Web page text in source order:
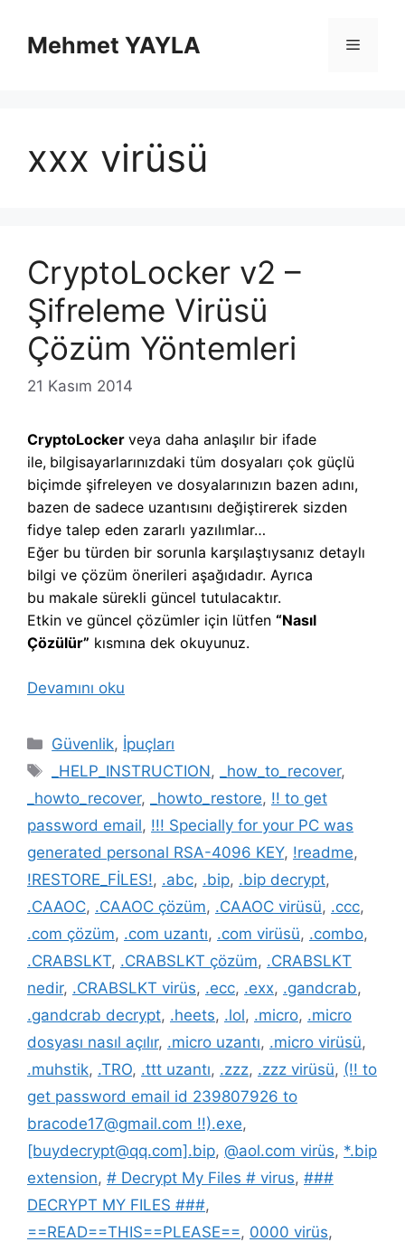
Mehmet YAYLA Menü
xxx virüsü
CryptoLocker v2 –
Şifreleme Virüsü
Çözüm Yöntemleri
21 Kasım 2014
CryptoLocker veya daha anlaşılır bir ifade
ile, bilgisayarlarınızdaki tüm dosyaları çok güçlü
biçimde şifreleyen ve dosyalarınızın bazen adını,
bazen de sadece uzantısını değiştirerek sizden
fidye talep eden zararlı yazılımlar…
Eğer bu türden bir sorunla karşılaştıysanız detaylı
bilgi ve çözüm önerileri aşağıdadır. Ayrıca
bu makale sürekli güncel tutulacaktır.
Etkin ve güncel çözümler için lütfen “Nasıl
Çözülür” kısmına dek okuyunuz.
Devamını oku
Kategoriler
Güvenlik, İpuçları
Etiketler
_HELP_INSTRUCTION, _how_to_recover,
_howto_recover, _howto_restore, !! to get
password email, !!! Specially for your PC was
generated personal RSA-4096 KEY, !readme,
!RESTORE_FİLES!, .abc, .bip, .bip decrypt,
.CAAOC, .CAAOC çözüm, .CAAOC virüsü, .ccc,
.com çözüm, .com uzantı, .com virüsü, .combo,
.CRABSLKT, .CRABSLKT çözüm, .CRABSLKT
nedir, .CRABSLKT virüs, .ecc, .exx, .gandcrab,
.gandcrab decrypt, .heets, .lol, .micro, .micro
dosyası nasıl açılır, .micro uzantı, .micro virüsü,
.muhstik, .TRO, .ttt uzantı, .zzz, .zzz virüsü, (!! to
get password email id 239807926 to
bracode17@gmail.com !!).exe,
[buydecrypt@qq.com].bip, @aol.com virüs, *.bip
extension, # Decrypt My Files # virus, ###
DECRYPT MY FILES ###,
==READ==THIS==PLEASE==, 0000 virüs,